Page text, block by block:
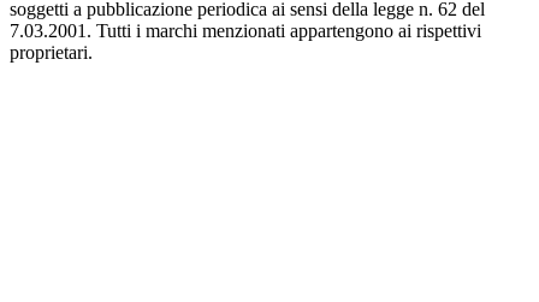
soggetti a pubblicazione periodica ai sensi della legge n. 62 del
7.03.2001. Tutti i marchi menzionati appartengono ai rispettivi
proprietari.